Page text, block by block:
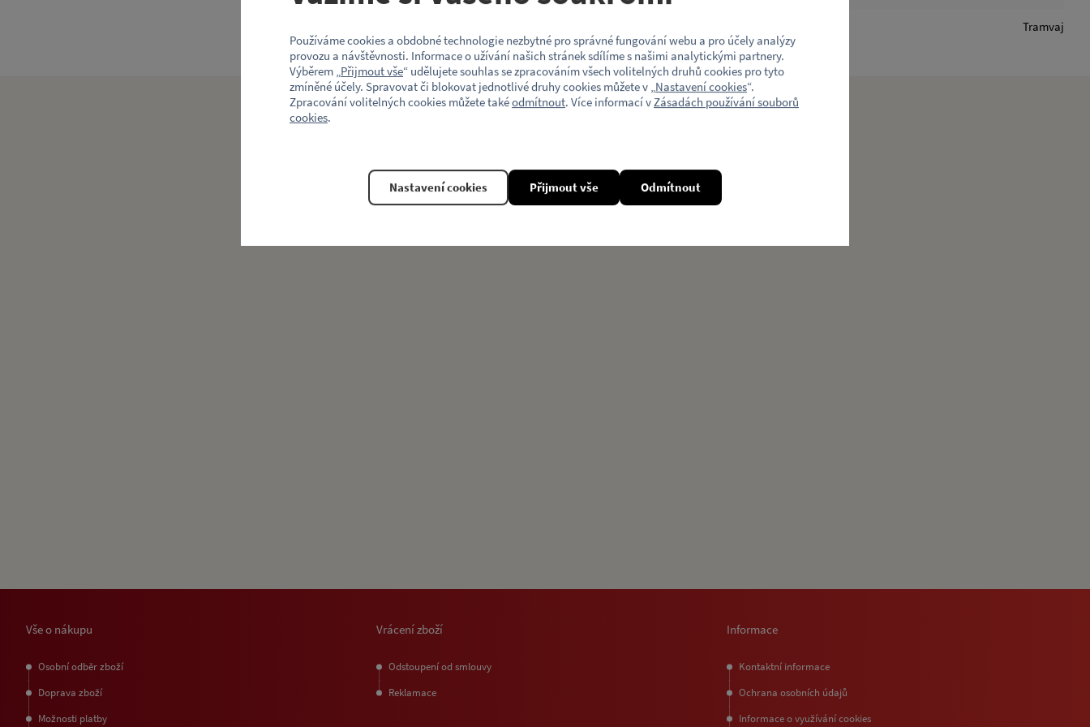
Tramvaj
Vše o nákupu
Osobní odběr zboží
Doprava zboží
Možnosti platby
Vrácení zboží
Odstoupení od smlouvy
Reklamace
Informace
Kontaktní informace
Ochrana osobních údajů
Informace o využívání cookies
Používáme cookies a obdobné technologie nezbytné pro správné fungování webu a pro účely analýzy
provozu a návštěvnosti. Informace o užívání našich stránek sdílíme s našimi analytickými partnery.
Výběrem „Přijmout vše“ udělujete souhlas se zpracováním všech volitelných druhů cookies pro tyto
zmíněné účely. Spravovat či blokovat jednotlivé druhy cookies můžete v „Nastavení cookies“.
Zpracování volitelných cookies můžete takéodmítnout. Více informací vZásadách používání souborů
cookies.
Odmítnout
Nastavení cookies Přijmout vše